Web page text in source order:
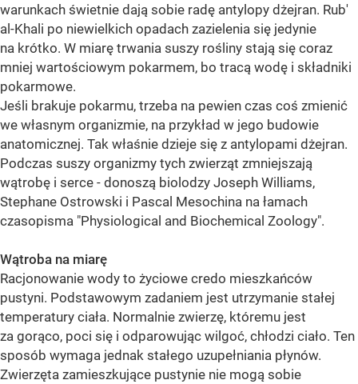
warunkach świetnie dają sobie radę antylopy dżejran. Rub'
al-Khali po niewielkich opadach zazielenia się jedynie
na krótko. W miarę trwania suszy rośliny stają się coraz
mniej wartościowym pokarmem, bo tracą wodę i składniki
pokarmowe.
Jeśli brakuje pokarmu, trzeba na pewien czas coś zmienić
we własnym organizmie, na przykład w jego budowie
anatomicznej. Tak właśnie dzieje się z antylopami dżejran.
Podczas suszy organizmy tych zwierząt zmniejszają
wątrobę i serce - donoszą biolodzy Joseph Williams,
Stephane Ostrowski i Pascal Mesochina na łamach
czasopisma "Physiological and Biochemical Zoology".
Wątroba na miarę
Racjonowanie wody to życiowe credo mieszkańców
pustyni. Podstawowym zadaniem jest utrzymanie stałej
temperatury ciała. Normalnie zwierzę, któremu jest
za gorąco, poci się i odparowując wilgoć, chłodzi ciało. Ten
sposób wymaga jednak stałego uzupełniania płynów.
Zwierzęta zamieszkujące pustynie nie mogą sobie